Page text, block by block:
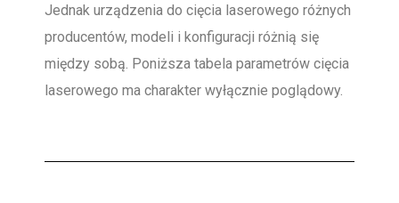
Jednak urządzenia do cięcia laserowego różnych
producentów, modeli i konfiguracji różnią się
między sobą. Poniższa tabela parametrów cięcia
laserowego ma charakter wyłącznie poglądowy.